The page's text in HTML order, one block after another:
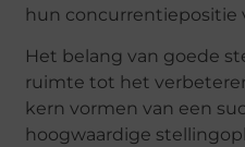
hun concurrentiepositie
Het belang van goede
ruimte tot het
kern vormen van een
hoogwaardige